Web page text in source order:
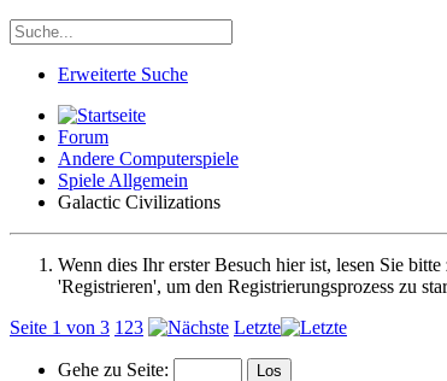
Erweiterte Suche
Forum
Andere Computerspiele
Spiele Allgemein
Galactic Civilizations
Wenn dies Ihr erster Besuch hier ist, lesen Sie bitte
'Registrieren', um den Registrierungsprozess zu
Seite 1 von 3 1 23 Letzte
Gehe zu Seite: